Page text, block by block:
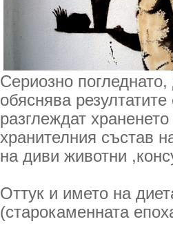
Сериозно
обяснява
разглеждат
хранителния състав
на диви животни
Оттук и името на
(старокаменната